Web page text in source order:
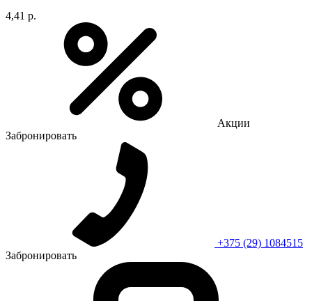
4,41 р.
Акции
Забронировать
+375 (29) 1084515
Забронировать